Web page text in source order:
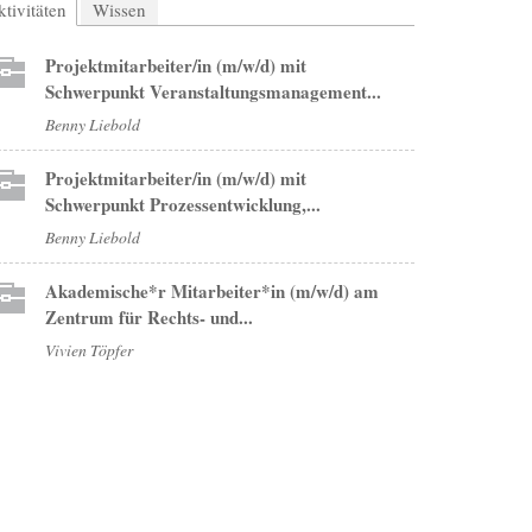
(aktiver Reiter)
Wissen
Projektmitarbeiter/in (m/w/d) mit
Schwerpunkt Veranstaltungsmanagement...
Benny Liebold
Projektmitarbeiter/in (m/w/d) mit
Schwerpunkt Prozessentwicklung,...
Benny Liebold
Akademische*r Mitarbeiter*in (m/w/d) am
Zentrum für Rechts- und...
Vivien Töpfer